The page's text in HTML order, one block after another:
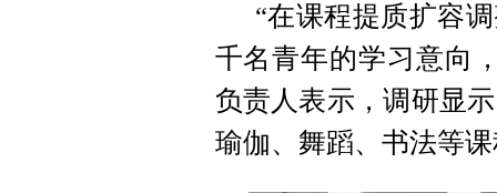
“在课程提质扩容
千名青年的学习意向
负责人表示，调研显
瑜伽、舞蹈、书法等